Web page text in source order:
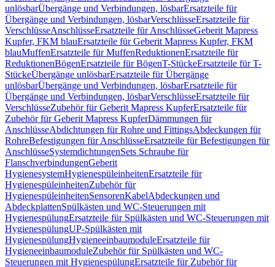
unlösbarÜbergänge und Verbindungen, lösbarErsatzteile für
Übergänge und Verbindungen, lösbarVerschlüsseErsatzteile für
VerschlüsseAnschlüsseErsatzteile für AnschlüsseGeberit Mapress
Kupfer, FKM blauErsatzteile für Geberit Mapress Kupfer, FKM
blauMuffenErsatzteile für MuffenReduktionenErsatzteile für
ReduktionenBögenErsatzteile für BögenT-StückeErsatzteile für T-
StückeÜbergänge unlösbarErsatzteile für Übergänge
unlösbarÜbergänge und Verbindungen, lösbarErsatzteile für
Übergänge und Verbindungen, lösbarVerschlüsseErsatzteile für
VerschlüsseZubehör für Geberit Mapress KupferErsatzteile für
Zubehör für Geberit Mapress KupferDämmungen für
AnschlüsseAbdichtungen für Rohre und FittingsAbdeckungen für
RohreBefestigungen für AnschlüsseErsatzteile für Befestigungen für
AnschlüsseSystemdichtungenSets Schraube für
FlanschverbindungenGeberit
HygienesystemHygienespüleinheitenErsatzteile für
HygienespüleinheitenZubehör für
HygienespüleinheitenSensorenKabelAbdeckungen und
AbdeckplattenSpülkästen und WC-Steuerungen mit
HygienespülungErsatzteile für Spülkästen und WC-Steuerungen mit
HygienespülungUP-Spülkästen mit
HygienespülungHygieneeinbaumoduleErsatzteile für
HygieneeinbaumoduleZubehör für Spülkästen und WC-
Steuerungen mit HygienespülungErsatzteile für Zubehör für